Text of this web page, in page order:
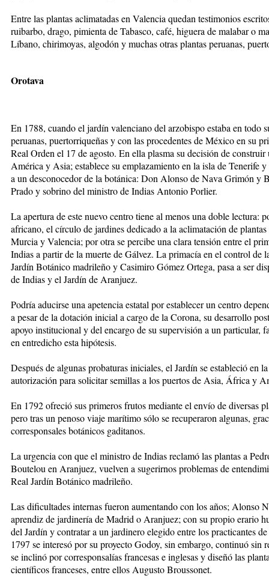
Entre las plantas aclimatadas en Valencia quedan testimonios
ruibarbo, drago, pimienta de Tabasco, café, higuera de malabar o
Líbano, chirimoyas, algodón y muchas otras plantas peruanas,
Orotava
En 1788, cuando el jardín valenciano del arzobispo estaba en todo
peruanas, puertorriqueñas y con las procedentes de México en su
Real Orden el 17 de agosto. En ella plasma su decisión de
América y Asia; establece su emplazamiento en la isla de Tenerife
a un desconocedor de la botánica: Don Alonso de Nava Grimón y
Prado y sobrino del ministro de Indias Antonio Porlier.
La apertura de este nuevo centro tiene al menos una doble lectura:
africano, el círculo de jardines dedicado a la aclimatación de
Murcia y Valencia; por otra se percibe una clara tensión entre el
Indias a partir de la muerte de Gálvez. La primacía en el control de
Jardín Botánico madrileño y Casimiro Gómez Ortega, pasa a ser
de Indias y el Jardín de Aranjuez.
Podría aducirse una apetencia estatal por establecer un centro
a pesar de la dotación inicial a cargo de la Corona, su desarrollo
apoyo institucional y del encargo de su supervisión a un particular,
en entredicho esta hipótesis.
Después de algunas probaturas iniciales, el Jardín se estableció en
autorización para solicitar semillas a los puertos de Asia, África y
En 1792 ofreció sus primeros frutos mediante el envío de diversas
pero tras un penoso viaje marítimo sólo se recuperaron algunas,
corresponsales botánicos gaditanos.
La urgencia con que el ministro de Indias reclamó las plantas a
Boutelou en Aranjuez, vuelven a sugerirnos problemas de
Real Jardín Botánico madrileño.
Las dificultades internas fueron aumentando con los años; Alonso
aprendiz de jardinería de Madrid o Aranjuez; con su propio erario
del Jardín y contratar a un jardinero elegido entre los practicantes
1797 se interesó por su proyecto Godoy, sin embargo, continuó sin
se inclinó por corresponsalías francesas e inglesas y diseñó las
científicos franceses, entre ellos Augusto Broussonet.